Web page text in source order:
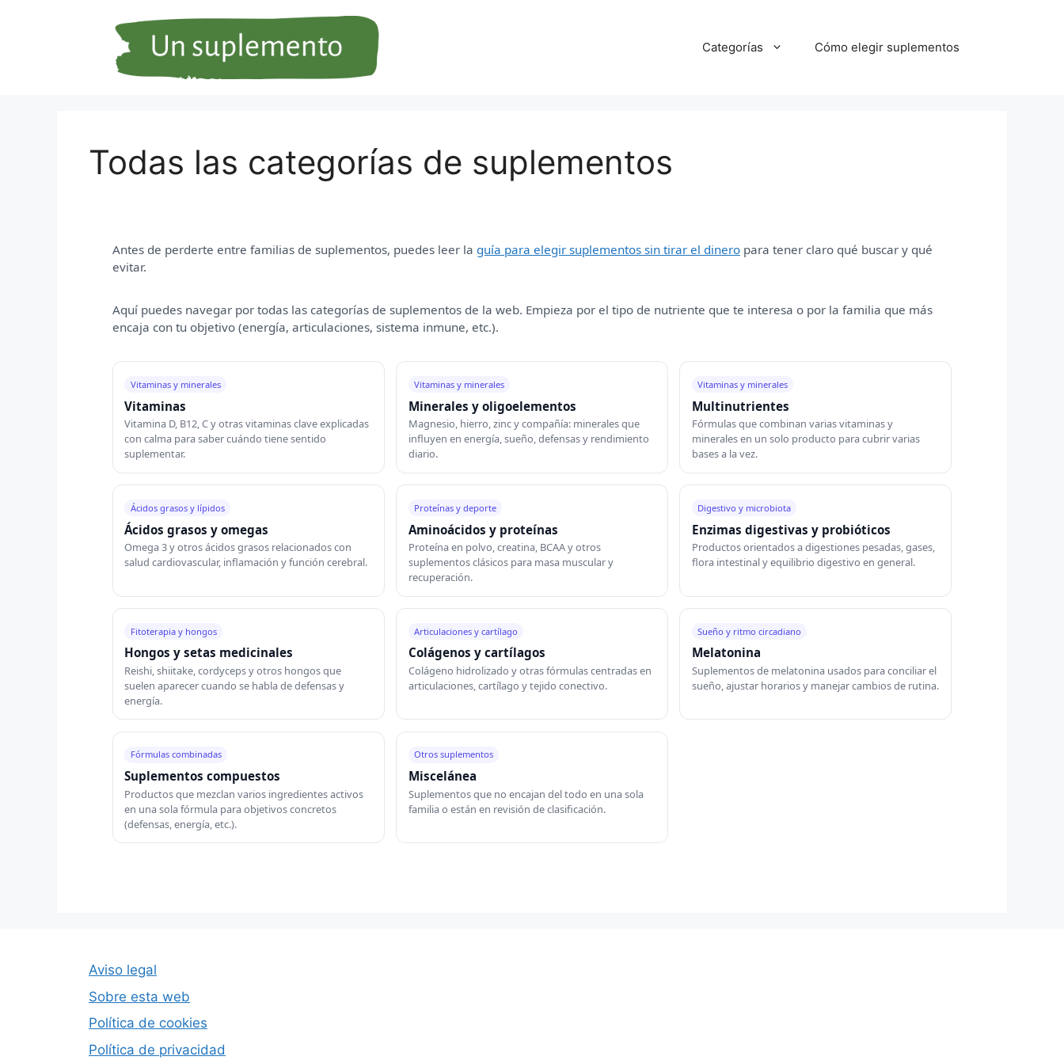
Categorías Cómo elegir suplementos
Todas las categorías de suplementos
Antes de perderte entre familias de suplementos, puedes leer la guía para elegir suplementos sin tirar el dinero para tener claro qué buscar y qué
evitar.
Aquí puedes navegar por todas las categorías de suplementos de la web. Empieza por el tipo de nutriente que te interesa o por la familia que más
encaja con tu objetivo (energía, articulaciones, sistema inmune, etc.).
Vitaminas y minerales
Vitaminas
Vitamina D, B12, C y otras vitaminas clave explicadas
con calma para saber cuándo tiene sentido
suplementar.
Vitaminas y minerales
Minerales y oligoelementos
Magnesio, hierro, zinc y compañía: minerales que
influyen en energía, sueño, defensas y rendimiento
diario.
Vitaminas y minerales
Multinutrientes
Fórmulas que combinan varias vitaminas y
minerales en un solo producto para cubrir varias
bases a la vez.
Ácidos grasos y lípidos
Ácidos grasos y omegas
Omega 3 y otros ácidos grasos relacionados con
salud cardiovascular, inflamación y función cerebral.
Proteínas y deporte
Aminoácidos y proteínas
Proteína en polvo, creatina, BCAA y otros
suplementos clásicos para masa muscular y
recuperación.
Digestivo y microbiota
Enzimas digestivas y probióticos
Productos orientados a digestiones pesadas, gases,
flora intestinal y equilibrio digestivo en general.
Fitoterapia y hongos
Hongos y setas medicinales
Reishi, shiitake, cordyceps y otros hongos que
suelen aparecer cuando se habla de defensas y
energía.
Articulaciones y cartílago
Colágenos y cartílagos
Colágeno hidrolizado y otras fórmulas centradas en
articulaciones, cartílago y tejido conectivo.
Sueño y ritmo circadiano
Melatonina
Suplementos de melatonina usados para conciliar el
sueño, ajustar horarios y manejar cambios de rutina.
Fórmulas combinadas
Suplementos compuestos
Productos que mezclan varios ingredientes activos
en una sola fórmula para objetivos concretos
(defensas, energía, etc.).
Otros suplementos
Miscelánea
Suplementos que no encajan del todo en una sola
familia o están en revisión de clasificación.
Aviso legal
Sobre esta web
Política de cookies
Política de privacidad